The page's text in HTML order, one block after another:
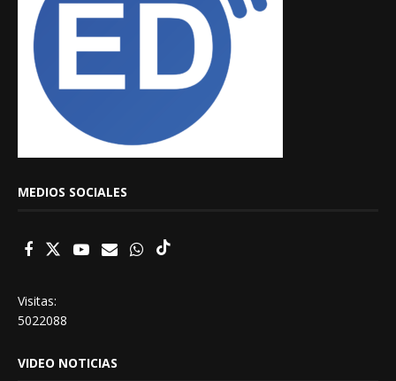
MEDIOS SOCIALES
Visitas:
5022088
VIDEO NOTICIAS